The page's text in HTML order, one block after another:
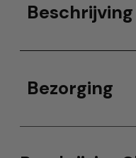
Beschrijving
Bezorging